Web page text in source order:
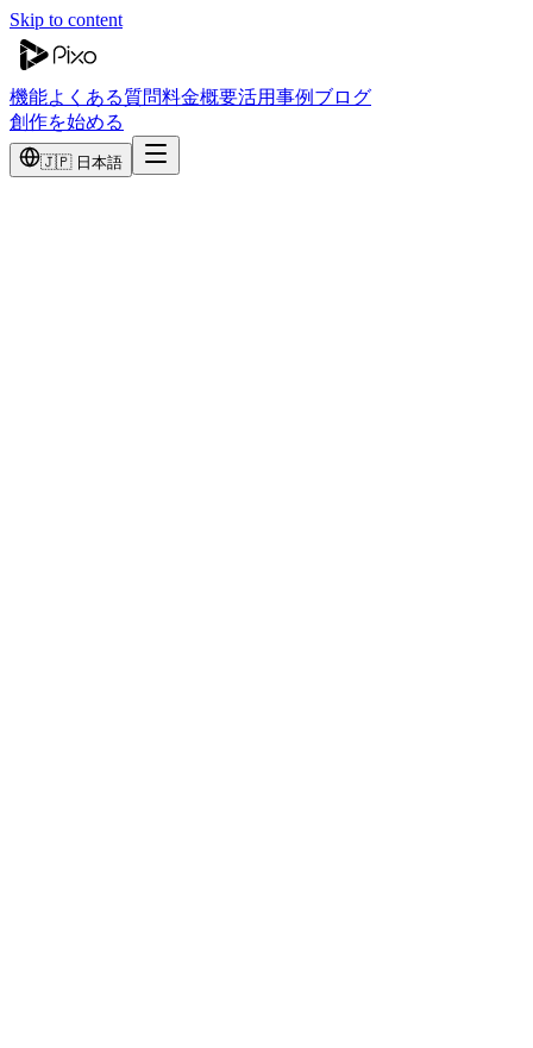
Skip to content
機能よくある質問料金概要活用事例 ブログ
創作を始める
🇯🇵 日本語